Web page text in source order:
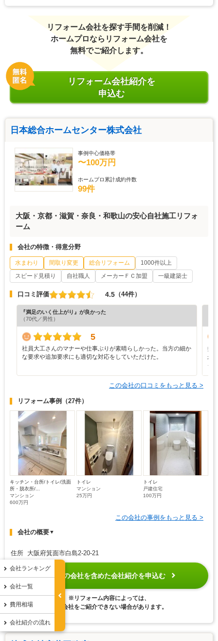
会社ランキング
会社一覧
費用相場
会社紹介の流れ
リフォーム会社を探す手間を削減！
ホームプロならリフォーム会社を
無料でご紹介します。
リフォーム会社紹介を
申込む
日本総合ホームセンター株式会社
事例中心価格帯
〜100万円
ホームプロ累計成約件数
99件
大阪・京都・滋賀・奈良・和歌山の安心自社施工リフォ
ーム
会社の特徴・得意分野
水まわり 間取り変更 総合リフォーム
1000件以上
スピード見積り
自社職人 メーカーＦＣ加盟 一級建築士
口コミ評価 4.5 （44件）
『満足のいく仕上がり』が良かった
（70代／男性）
5
社員大工さんのマナーや仕事ぶりが素晴らしかった。当方の細か
な要求や追加要求にも適切な対応をしていただけた。
担
が
イ
この会社の口コミをもっと見る >
リフォーム事例 （27件）
キッチン・台所/トイレ/洗面
所・脱衣所/...
マンション
600万円
トイレ
マンション
25万円
トイレ
戸建住宅
100万円
この会社の事例をもっと見る >
会社の概要▼
住所 大阪府箕面市白島2-20-21
無料
匿名
この会社を含めた会社紹介を申込む
※リフォーム内容によっては、
この会社をご紹介できない場合があります。